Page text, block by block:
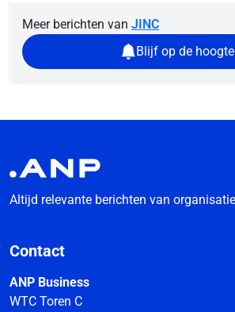
Meer berichten van JINC
Blijf op de hoogte
Altijd relevante berichten van
Contact
ANP Business
WTC Toren C